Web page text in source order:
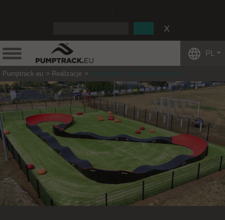
PL
Pumptrack.eu Realizacje Pumptrack - Pierrefort (Francja)